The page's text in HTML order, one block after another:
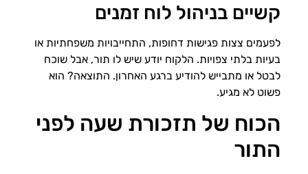
קשיים בניהול לוח זמנים
לפעמים צצות פגישות דחופות, התחייבויות משפחתיות או
בעיות בלתי צפויות. הלקוח יודע שיש לו תור, אבל שוכח
לבטל או מתבייש להודיע ברגע האחרון. התוצאה? הוא
פשוט לא מגיע.
הכוח של תזכורת שעה לפני
התור